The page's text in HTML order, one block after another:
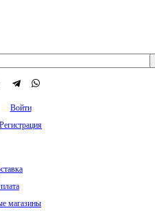
Войти
Регистрация
магазины